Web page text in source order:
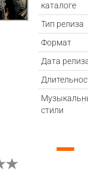
каталоге
Тип релиза
Формат
Дата
стили
—